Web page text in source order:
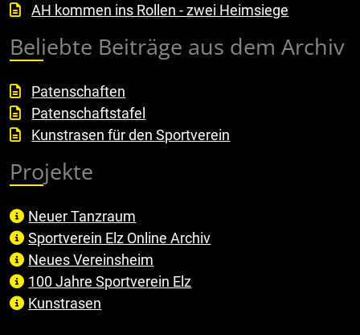
AH kommen ins Rollen - zwei Heimsiege
Beliebte Beiträge aus dem Archiv
Patenschaften
Patenschaftstafel
Kunstrasen für den Sportverein
Projekte
Neuer Tanzraum
Sportverein Elz Online Archiv
Neues Vereinsheim
100 Jahre Sportverein Elz
Kunstrasen